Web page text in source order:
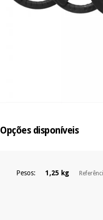
Opções disponíveis
Pesos: 1,25 kg